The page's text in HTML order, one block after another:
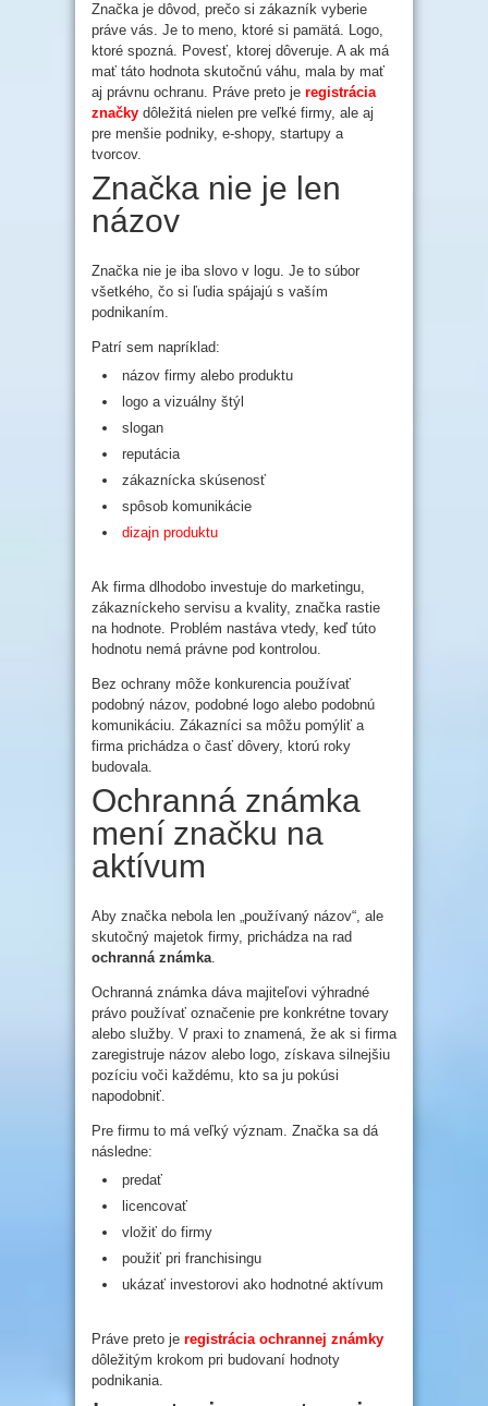
Značka je dôvod, prečo si zákazník vyberie
práve vás. Je to meno, ktoré si pamätá. Logo,
ktoré spozná. Povesť, ktorej dôveruje. A ak má
mať táto hodnota skutočnú váhu, mala by mať
aj právnu ochranu. Práve preto je registrácia
značky dôležitá nielen pre veľké firmy, ale aj
pre menšie podniky, e-shopy, startupy a
tvorcov.
Značka nie je len
názov
Značka nie je iba slovo v logu. Je to súbor
všetkého, čo si ľudia spájajú s vaším
podnikaním.
Patrí sem napríklad:
názov firmy alebo produktu
logo a vizuálny štýl
slogan
reputácia
zákaznícka skúsenosť
spôsob komunikácie
dizajn produktu
Ak firma dlhodobo investuje do marketingu,
zákazníckeho servisu a kvality, značka rastie
na hodnote. Problém nastáva vtedy, keď túto
hodnotu nemá právne pod kontrolou.
Bez ochrany môže konkurencia používať
podobný názov, podobné logo alebo podobnú
komunikáciu. Zákazníci sa môžu pomýliť a
firma prichádza o časť dôvery, ktorú roky
budovala.
Ochranná známka
mení značku na
aktívum
Aby značka nebola len „používaný názov“, ale
skutočný majetok firmy, prichádza na rad
ochranná známka.
Ochranná známka dáva majiteľovi výhradné
právo používať označenie pre konkrétne tovary
alebo služby. V praxi to znamená, že ak si firma
zaregistruje názov alebo logo, získava silnejšiu
pozíciu voči každému, kto sa ju pokúsi
napodobniť.
Pre firmu to má veľký význam. Značka sa dá
následne:
predať
licencovať
vložiť do firmy
použiť pri franchisingu
ukázať investorovi ako hodnotné aktívum
Práve preto je registrácia ochrannej známky
dôležitým krokom pri budovaní hodnoty
podnikania.